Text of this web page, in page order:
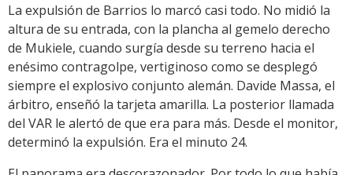
La expulsión de Barrios lo marcó casi todo. No midió la
altura de su entrada, con la plancha al gemelo derecho
de Mukiele, cuando surgía desde su terreno hacia el
enésimo contragolpe, vertiginoso como se desplegó
siempre el explosivo conjunto alemán. Davide Massa, el
árbitro, enseñó la tarjeta amarilla. La posterior llamada
del VAR le alertó de que era para más. Desde el monitor,
determinó la expulsión. Era el minuto 24.